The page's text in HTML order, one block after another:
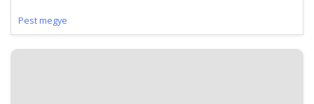
Pest megye